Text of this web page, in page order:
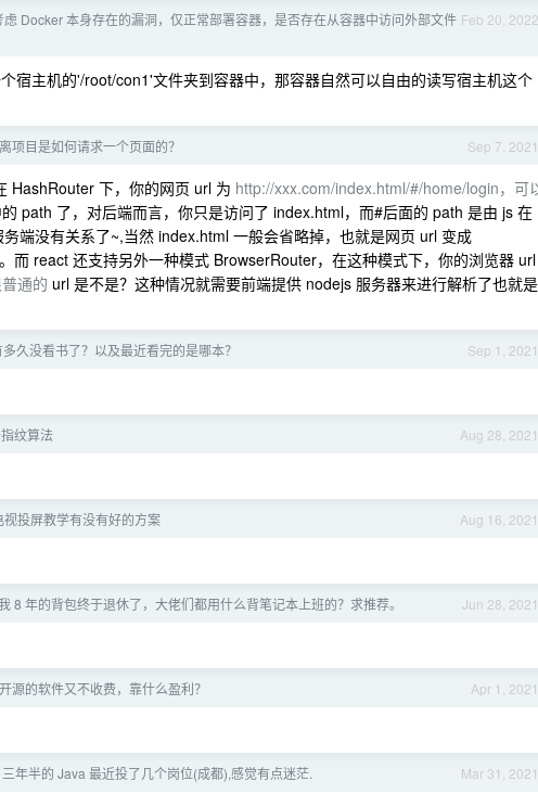
Feb 20, 2022
虑 Docker 本身存在的漏洞，仅正常部署容器，是否存在从容器中访问外部文件
宿主机的'/root/con1'文件夹到容器中，那容器自然可以自由的读写宿主机这个
Sep 7, 2021
项目是如何请求一个页面的？
HashRouter 下，你的网页 url 为 http://xxx.com/index.html/#/home/login，可
path 了，对后端而言，你只是访问了 index.html，而#后面的 path 是由 js 在
端没有关系了~,当然 index.html 一般会省略掉，也就是网页 url 变成
。而 react 还支持另外一种模式 BrowserRouter，在这种模式下，你的浏览器 url
通的 url 是不是？这种情况就需要前端提供 nodejs 服务器来进行解析了也就是
Sep 1, 2021
久没看书了？以及最近看完的是哪本？
Aug 28, 2021
纹算法
Aug 16, 2021
视投屏教学有没有好的方案
Jun 28, 2021
8 年的背包终于退休了，大佬们都用什么背笔记本上班的？求推荐。
Apr 1, 2021
源的软件又不收费，靠什么盈利？
Mar 31, 2021
三年半的 Java 最近投了几个岗位(成都),感觉有点迷茫.